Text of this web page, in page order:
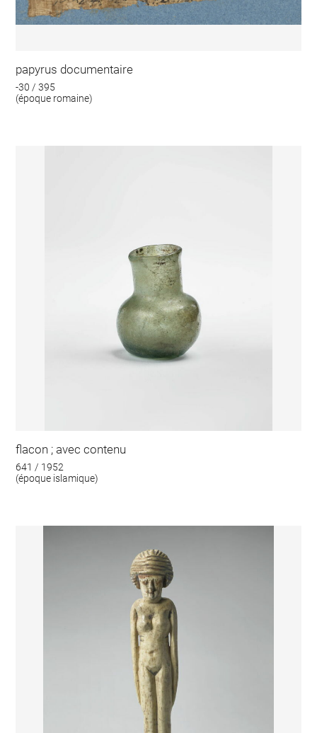
papyrus documentaire
-30 / 395
(époque romaine)
flacon ; avec contenu
641 / 1952
(époque islamique)